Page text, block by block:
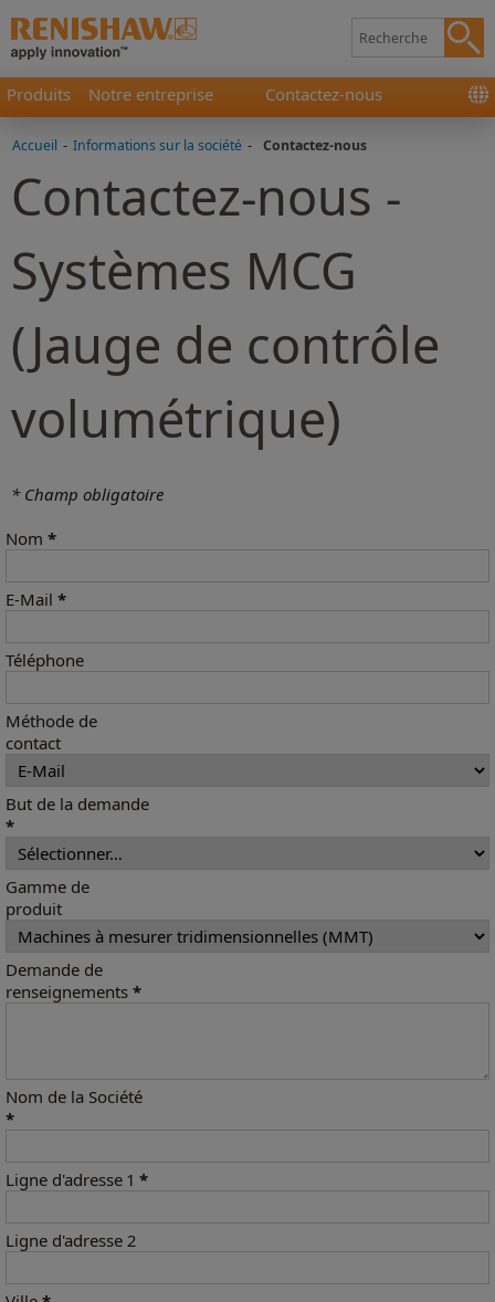
Produits Notre entreprise Contactez-nous
Accueil - Informations sur la société - Contactez-nous
Contactez-nous -
Systèmes MCG
(Jauge de contrôle
volumétrique)
* Champ obligatoire
Nom *
E-Mail *
Téléphone
Méthode de
contact
But de la demande
*
Gamme de
produit
Demande de
renseignements *
Nom de la Société
*
Ligne d'adresse 1 *
Ligne d'adresse 2